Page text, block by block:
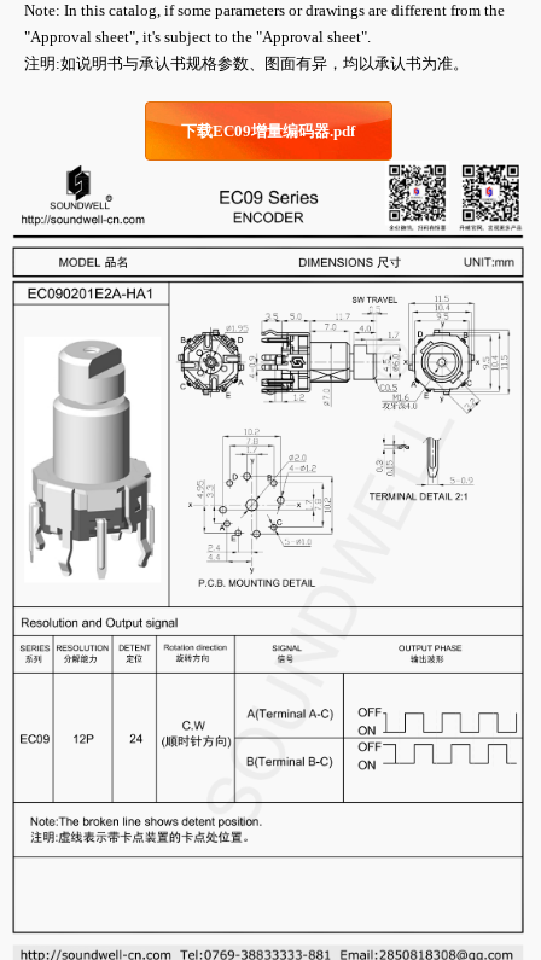
Note: In this catalog, if some parameters or drawings are different from the
"Approval sheet", it's subject to the "Approval sheet".
注明:如说明书与承认书规格参数、图面有异，均以承认书为准。
下载EC09增量编码器.pdf